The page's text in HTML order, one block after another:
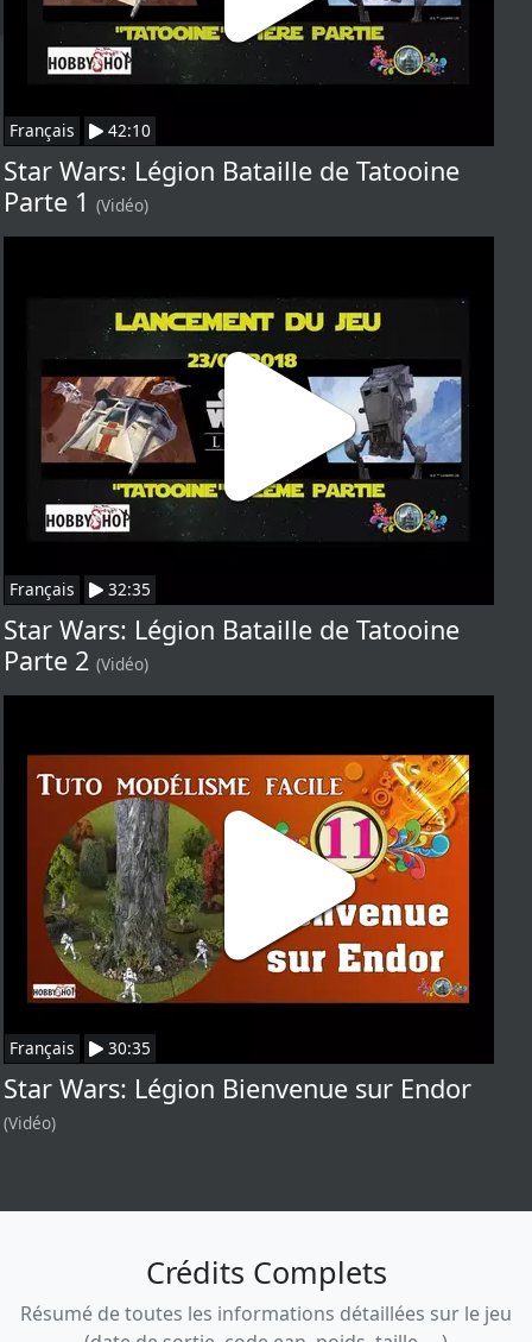
Français 42:10
Star Wars: Légion Bataille de Tatooine
Parte 1 (Vidéo)
Français 32:35
Star Wars: Légion Bataille de Tatooine
Parte 2 (Vidéo)
Français 30:35
Star Wars: Légion Bienvenue sur Endor
(Vidéo)
Crédits Complets
Résumé de toutes les informations détaillées sur le jeu